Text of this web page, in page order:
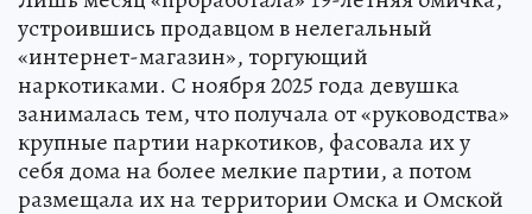
устроившись продавцом в нелегальный
«интернет-магазин», торгующий
наркотиками. С ноября 2025 года девушка
занималась тем, что получала от «руководства»
крупные партии наркотиков, фасовала их у
себя дома на более мелкие партии, а потом
размещала их на территории Омска и Омской